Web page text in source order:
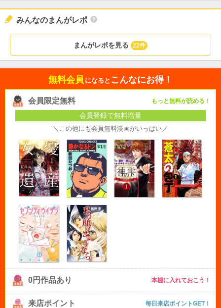
みんなのまんがレポ
まんがレポを見る 22件
無料会員 になると こんなにお得！
会員限定無料 もっと無料が読める！
会員登録で無料増量
＼この他にも会員無料漫画がいっぱい／
0円作品あり 本棚に入れておこう！
来店ポイント 毎日来店ポイントGET！